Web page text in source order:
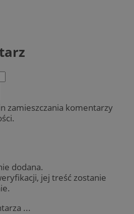
zamieszczania komentarzy
dodana.
jej treść zostanie
...